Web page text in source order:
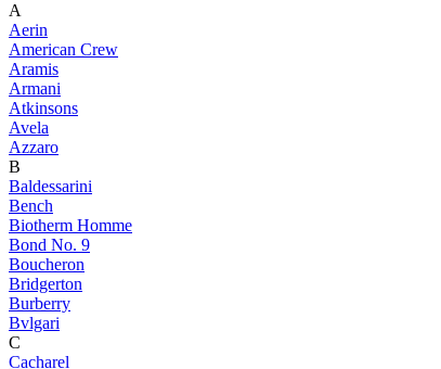
A
Aerin
American Crew
Aramis
Armani
Atkinsons
Avela
Azzaro
B
Baldessarini
Bench
Biotherm Homme
Bond No. 9
Boucheron
Bridgerton
Burberry
Bvlgari
C
Cacharel